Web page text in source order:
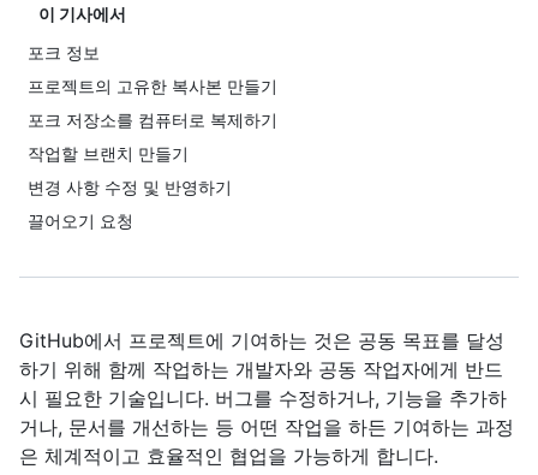
이 기사에서
포크 정보
프로젝트의 고유한 복사본 만들기
포크 저장소를 컴퓨터로 복제하기
작업할 브랜치 만들기
변경 사항 수정 및 반영하기
끌어오기 요청
GitHub에서 프로젝트에 기여하는 것은 공동 목표를 달성
하기 위해 함께 작업하는 개발자와 공동 작업자에게 반드
시 필요한 기술입니다. 버그를 수정하거나, 기능을 추가하
거나, 문서를 개선하는 등 어떤 작업을 하든 기여하는 과정
은 체계적이고 효율적인 협업을 가능하게 합니다.